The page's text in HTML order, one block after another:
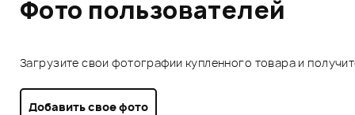
Фото пользователей
Загрузите свои фотографии купленного товара и
Добавить свое фото